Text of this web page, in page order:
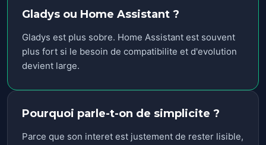
Gladys ou Home Assistant ?
Gladys est plus sobre. Home Assistant est souvent
plus fort si le besoin de compatibilite et d'evolution
devient large.
Pourquoi parle-t-on de simplicite ?
Parce que son interet est justement de rester lisible,